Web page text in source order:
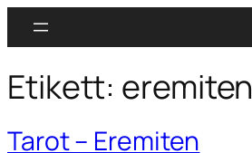
Etikett: eremiten
Tarot – Eremiten